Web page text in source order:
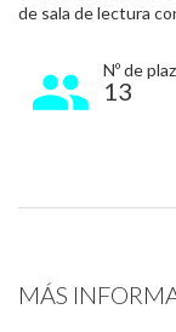
de sala de lectura
Nº de
13
MÁS